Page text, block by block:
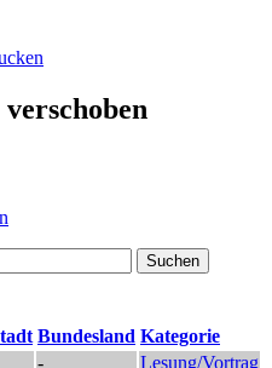
Suchen
Bundesland Kategorie
- Lesung/Vortrag